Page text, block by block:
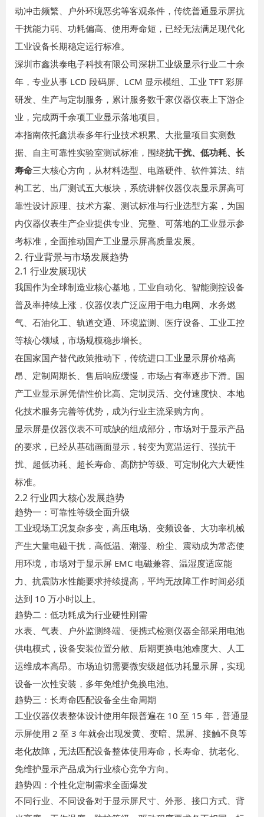
动冲击频繁、户外环境恶劣等客观条件，传统普通显示屏抗
干扰能力弱、功耗偏高、使用寿命短，已经无法满足现代化
工业设备长期稳定运行标准。
深圳市鑫洪泰电子科技有限公司深耕工业级显示行业二十余
年，专业从事 LCD 段码屏、LCM 显示模组、工业 TFT 彩屏
研发、生产与定制服务，累计服务数千家仪器仪表上下游企
业，完成两千余项工业显示落地项目。
本指南依托鑫洪泰多年行业技术积累、大批量项目实测数
据、自主可靠性实验室测试标准，围绕抗干扰、低功耗、长
寿命三大核心方向，从材料选型、电路硬件、软件算法、结
构工艺、出厂测试五大板块，系统讲解仪器仪表显示屏高可
靠性设计原理、技术方案、测试标准与行业选型方案，为国
内仪器仪表生产企业提供专业、完整、可落地的工业显示参
考标准，全面推动国产工业显示屏高质量发展。
2. 行业背景与市场发展趋势
2.1 行业发展现状
我国作为全球制造业核心基地，工业自动化、智能测控设备
普及率持续上涨，仪器仪表广泛应用于电力电网、水务燃
气、石油化工、轨道交通、环境监测、医疗设备、工业工控
等核心领域，市场规模稳步增长。
在国家国产替代政策推动下，传统进口工业显示屏价格高
昂、定制周期长、售后响应缓慢，市场占有率逐步下滑。国
产工业显示屏凭借性价比高、定制灵活、交付速度快、本地
化技术服务完善等优势，成为行业主流采购方向。
显示屏是仪器仪表不可或缺的组成部分，市场对于显示产品
的要求，已经从基础画面显示，转变为宽温运行、强抗干
扰、超低功耗、超长寿命、高防护等级、可定制化六大硬性
标准。
2.2 行业四大核心发展趋势
趋势一：可靠性等级全面升级
工业现场工况复杂多变，高压电场、变频设备、大功率机械
产生大量电磁干扰，高低温、潮湿、粉尘、震动成为常态使
用环境，市场对于显示屏 EMC 电磁兼容、温湿度适应能
力、抗震防水性能要求持续提高，平均无故障工作时间必须
达到 10 万小时以上。
趋势二：低功耗成为行业硬性刚需
水表、气表、户外监测终端、便携式检测仪器全部采用电池
供电模式，设备安装位置分散、后期更换电池难度大、人工
运维成本高昂。市场迫切需要微安级超低功耗显示屏，实现
设备一次性安装，多年免维护免换电池。
趋势三：长寿命匹配设备全生命周期
工业仪器仪表整体设计使用年限普遍在 10 至 15 年，普通显
示屏使用 2 至 3 年就会出现发黄、变暗、黑屏、接触不良等
老化故障，无法匹配设备整体使用寿命，长寿命、抗老化、
免维护显示产品成为行业核心竞争方向。
趋势四：个性化定制需求全面爆发
不同行业、不同设备对于显示屏尺寸、外形、接口方式、背